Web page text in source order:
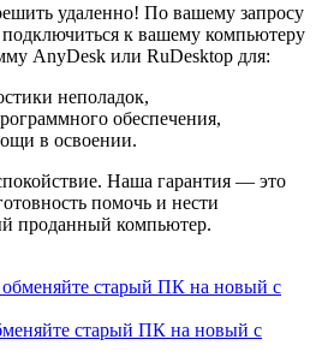
удаленно! По вашему запросу
к вашему компьютеру
AnyDesk или RuDesktop для:
неполадок,
обеспечения,
в освоении.
Наша гарантия — это
помочь и нести
проданный компьютер.
старый ПК на новый с